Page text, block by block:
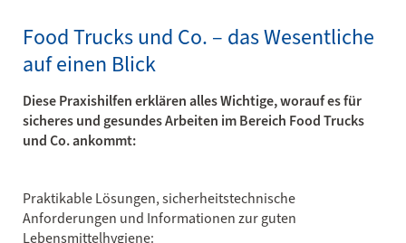
Food Trucks und Co. – das Wesentliche
auf einen Blick
Diese Praxishilfen erklären alles Wichtige, worauf es für
sicheres und gesundes Arbeiten im Bereich Food Trucks
und Co. ankommt:
Praktikable Lösungen, sicherheitstechnische
Anforderungen und Informationen zur guten
Lebensmittelhygiene: